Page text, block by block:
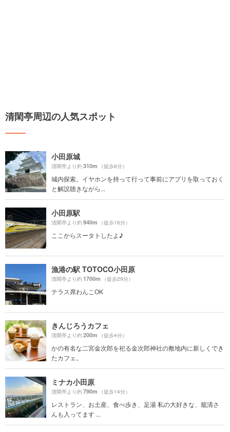
清閑亭周辺の人気スポット
小田原城
清閑亭より約310m （徒歩6分）
城内探索。イヤホンを持って行って事前にアプリを取っておく
と解説聴きながら...
小田原駅
清閑亭より約940m （徒歩16分）
ここからスータトしたよ♪
漁港の駅 TOTOCO小田原
清閑亭より約1700m （徒歩29分）
テラス席わんこOK
きんじろうカフェ
清閑亭より約200m （徒歩4分）
かの有名な二宮金次郎を祀る金次郎神社の敷地内に新しくでき
たカフェ。
ミナカ小田原
清閑亭より約790m （徒歩14分）
レストラン、お土産、食べ歩き、足湯 私の大好きな、籠清さ
んも入ってます ...